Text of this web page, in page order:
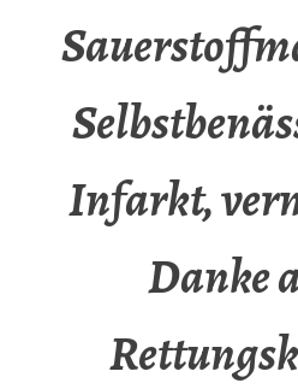
Infarkt,
Danke